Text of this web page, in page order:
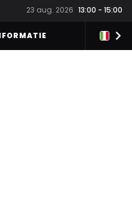
23 aug. 2026 13:00 - 15:00